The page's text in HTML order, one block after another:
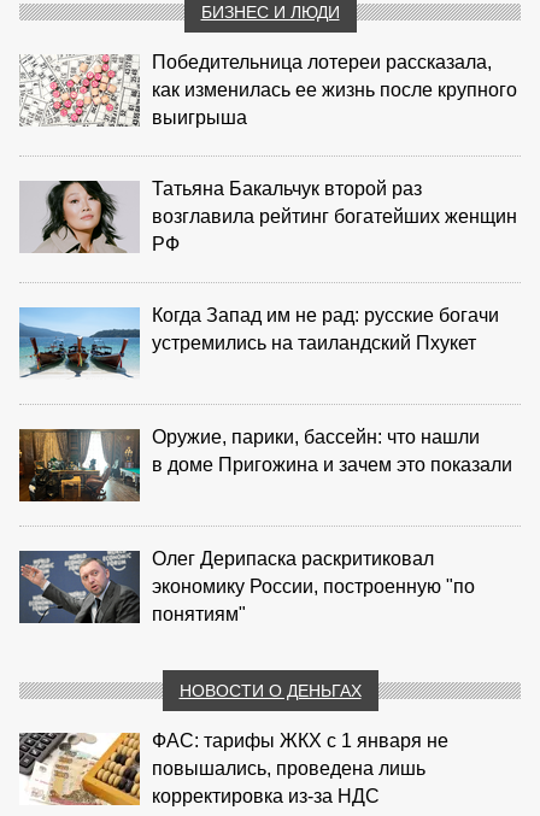
БИЗНЕС И ЛЮДИ
Победительница лотереи рассказала,
как изменилась ее жизнь после крупного
выигрыша
Татьяна Бакальчук второй раз
возглавила рейтинг богатейших женщин
РФ
Когда Запад им не рад: русские богачи
устремились на таиландский Пхукет
Оружие, парики, бассейн: что нашли
в доме Пригожина и зачем это показали
Олег Дерипаска раскритиковал
экономику России, построенную "по
понятиям"
НОВОСТИ О ДЕНЬГАХ
ФАС: тарифы ЖКХ с 1 января не
повышались, проведена лишь
корректировка из‑за НДС